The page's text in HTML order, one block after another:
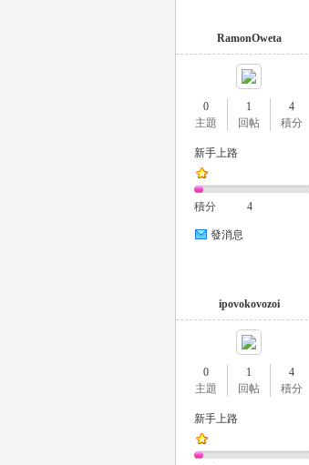
20
RamonOweta
0
主題
1
回帖
4
積分
新手上路
積分 4
發消息
ipovokovozoi
0
主題
1
回帖
4
積分
新手上路